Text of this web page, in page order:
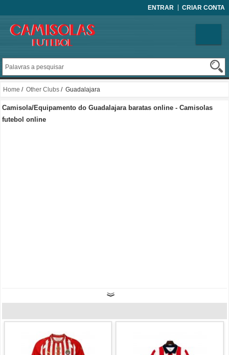
ENTRAR CRIAR CONTA
Home / Other Clubs / Guadalajara
Camisola/Equipamento do Guadalajara baratas online - Camisolas
futebol online